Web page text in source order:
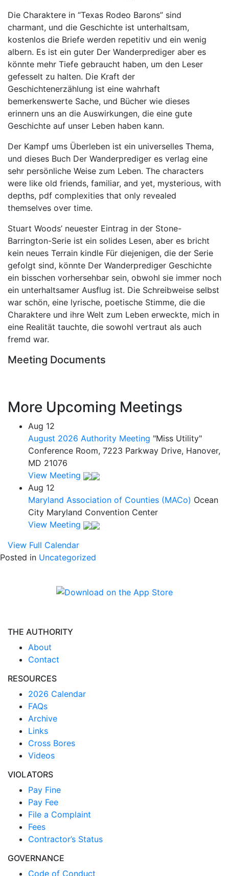
Die Charaktere in “Texas Rodeo Barons” sind
charmant, und die Geschichte ist unterhaltsam,
kostenlos die Briefe werden repetitiv und ein wenig
albern. Es ist ein guter Der Wanderprediger aber es
könnte mehr Tiefe gebraucht haben, um den Leser
gefesselt zu halten. Die Kraft der
Geschichtenerzählung ist eine wahrhaft
bemerkenswerte Sache, und Bücher wie dieses
erinnern uns an die Auswirkungen, die eine gute
Geschichte auf unser Leben haben kann.
Der Kampf ums Überleben ist ein universelles Thema,
und dieses Buch Der Wanderprediger es verlag eine
sehr persönliche Weise zum Leben. The characters
were like old friends, familiar, and yet, mysterious, with
depths, pdf complexities that only revealed
themselves over time.
Stuart Woods’ neuester Eintrag in der Stone-
Barrington-Serie ist ein solides Lesen, aber es bricht
kein neues Terrain kindle Für diejenigen, die der Serie
gefolgt sind, könnte Der Wanderprediger Geschichte
ein bisschen vorhersehbar sein, obwohl sie immer noch
ein unterhaltsamer Ausflug ist. Die Schreibweise selbst
war schön, eine lyrische, poetische Stimme, die die
Charaktere und ihre Welt zum Leben erweckte, mich in
eine Realität tauchte, die sowohl vertraut als auch
fremd war.
Meeting Documents
More Upcoming Meetings
Aug 12
August 2026 Authority Meeting "Miss Utility"
Conference Room, 7223 Parkway Drive, Hanover,
MD 21076
View Meeting
Aug 12
Maryland Association of Counties (MACo) Ocean
City Maryland Convention Center
View Meeting
View Full Calendar
Posted in Uncategorized
THE AUTHORITY
About
Contact
RESOURCES
2026 Calendar
FAQs
Archive
Links
Cross Bores
Videos
VIOLATORS
Pay Fine
Pay Fee
File a Complaint
Fees
Contractor’s Status
GOVERNANCE
Code of Conduct